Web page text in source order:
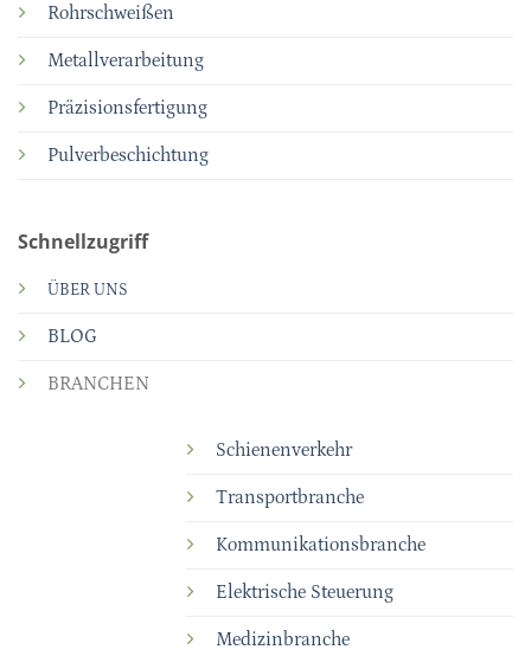
Rohrschweißen
Metallverarbeitung
Präzisionsfertigung
Pulverbeschichtung
Schnellzugriff
ÜBER UNS
BLOG
BRANCHEN
Schienenverkehr
Transportbranche
Kommunikationsbranche
Elektrische Steuerung
Medizinbranche